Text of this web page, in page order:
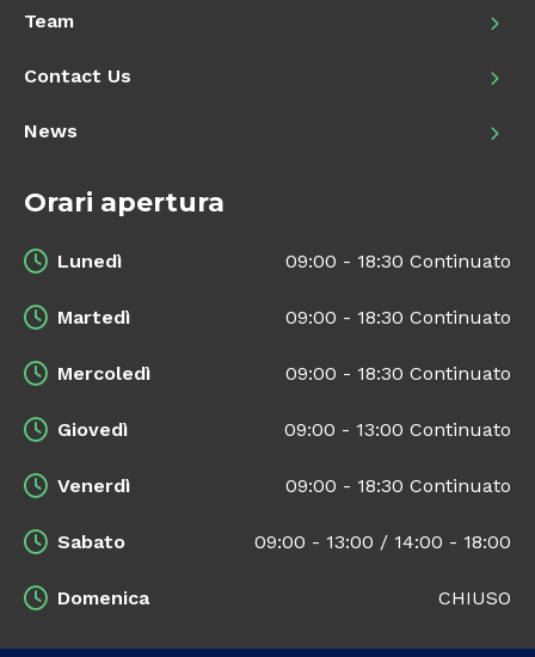
Team
Contact Us
News
Orari apertura
Lunedì 09:00 - 18:30 Continuato
Martedì 09:00 - 18:30 Continuato
Mercoledì 09:00 - 18:30 Continuato
Giovedì 09:00 - 13:00 Continuato
Venerdì 09:00 - 18:30 Continuato
Sabato 09:00 - 13:00 / 14:00 - 18:00
Domenica CHIUSO